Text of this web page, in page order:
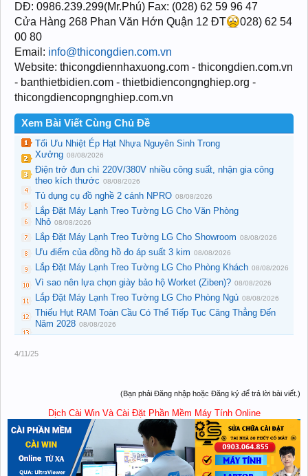
DĐ: 0986.239.299(Mr.Phú) Fax: (028) 62 59 96 47
Cửa Hàng 268 Phan Văn Hớn Quận 12 ĐT
028) 62 54
00 80
Email: info@thicongdien.com.vn
Website: thicongdiennhaxuong.com - thicongdien.com.vn
- banthietbidien.com - thietbidiencongnghiep.org -
thicongdiencopngnghiep.com.vn
Xem Bài Viết Cùng Chủ Đề
Tối Ưu Nhiệt Ép Hạt Nhựa Nguyên Sinh Trong
Xưởng 08/08/2026
Điện trở đun chì 220V/380V nhiều công suất, nhận gia công
theo kích thước 08/08/2026
Tủ dụng cụ đồ nghề 2 cánh NPRO 08/08/2026
Lắp Đặt Máy Lạnh Treo Tường LG Cho Văn Phòng
Nhỏ 08/08/2026
Lắp Đặt Máy Lạnh Treo Tường LG Cho Showroom 08/08/2026
Ưu điểm của đồng hồ đo áp suất 3 kim 08/08/2026
Lắp Đặt Máy Lạnh Treo Tường LG Cho Phòng Khách 08/08/2026
Vì sao nên lựa chọn giày bảo hộ Worket (Ziben)? 08/08/2026
Lắp Đặt Máy Lạnh Treo Tường LG Cho Phòng Ngủ 08/08/2026
Thiếu Hụt RAM Toàn Cầu Có Thể Tiếp Tục Căng Thẳng Đến
Năm 2028 08/08/2026
4/11/25
(Bạn phải Đăng nhập hoặc Đăng ký để trả lời bài viết.)
Dịch Cài Win Và Cài Đặt Phần Mềm Máy Tính Online